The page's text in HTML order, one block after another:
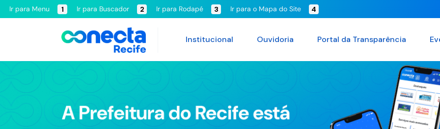
Ir para Menu 1 Ir para Buscador 2 Ir para Rodapé 3 Ir para o Mapa do Site 4
Institucional Ouvidoria Portal da Transparência